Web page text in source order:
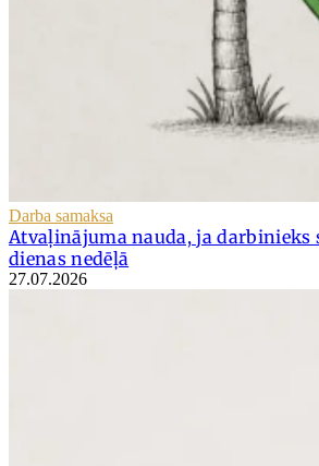
Darba samaksa
Atvaļinājuma nauda, ja darbinieks
dienas nedēļā
27.07.2026